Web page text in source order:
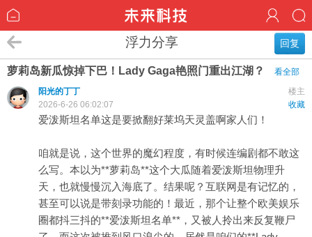
回复
浮力分享
萝莉岛新瓜惊掉下巴！Lady Gaga艳照门重出江湖？
看全部
楼主
阳光的丁丁
收藏
2026-6-26 06:02:07
爱泼斯坦名单这是要掀翻好莱坞天灵盖啊家人们！
咱就是说，这个世界的魔幻程度，有时候连编剧都不敢这
么写。本以为**萝莉岛**这个大瓜随着爱泼斯坦物理升
天，也就慢慢沉入海底了。结果呢？互联网是有记忆的，
甚至可以说是带刻录功能的！最近，那个让整个欧美娱乐
圈都抖三抖的**爱泼斯坦名单**，又被人拎出来反复鞭尸